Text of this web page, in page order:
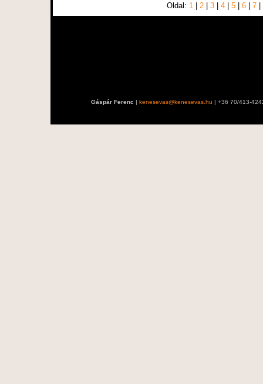
Oldal: 1| 2| 3| 4| 5| 6| 7|
Gáspár Ferenc | kenesevas@kenesevas.hu | +36 70/413-